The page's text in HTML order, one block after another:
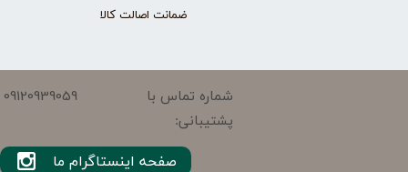
ضمانت اصالت کالا
شماره تماس با
پشتیبانی:
09120939059
صفحه اینستاگرام ما